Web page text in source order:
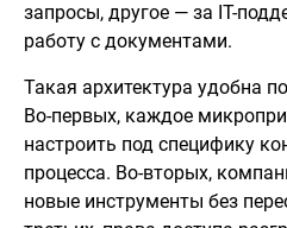
запросы, другое — за IT-
работу с документами.
Такая архитектура удобна
Во-первых, каждое
настроить под специфику
процесса. Во-вторых,
новые инструменты без